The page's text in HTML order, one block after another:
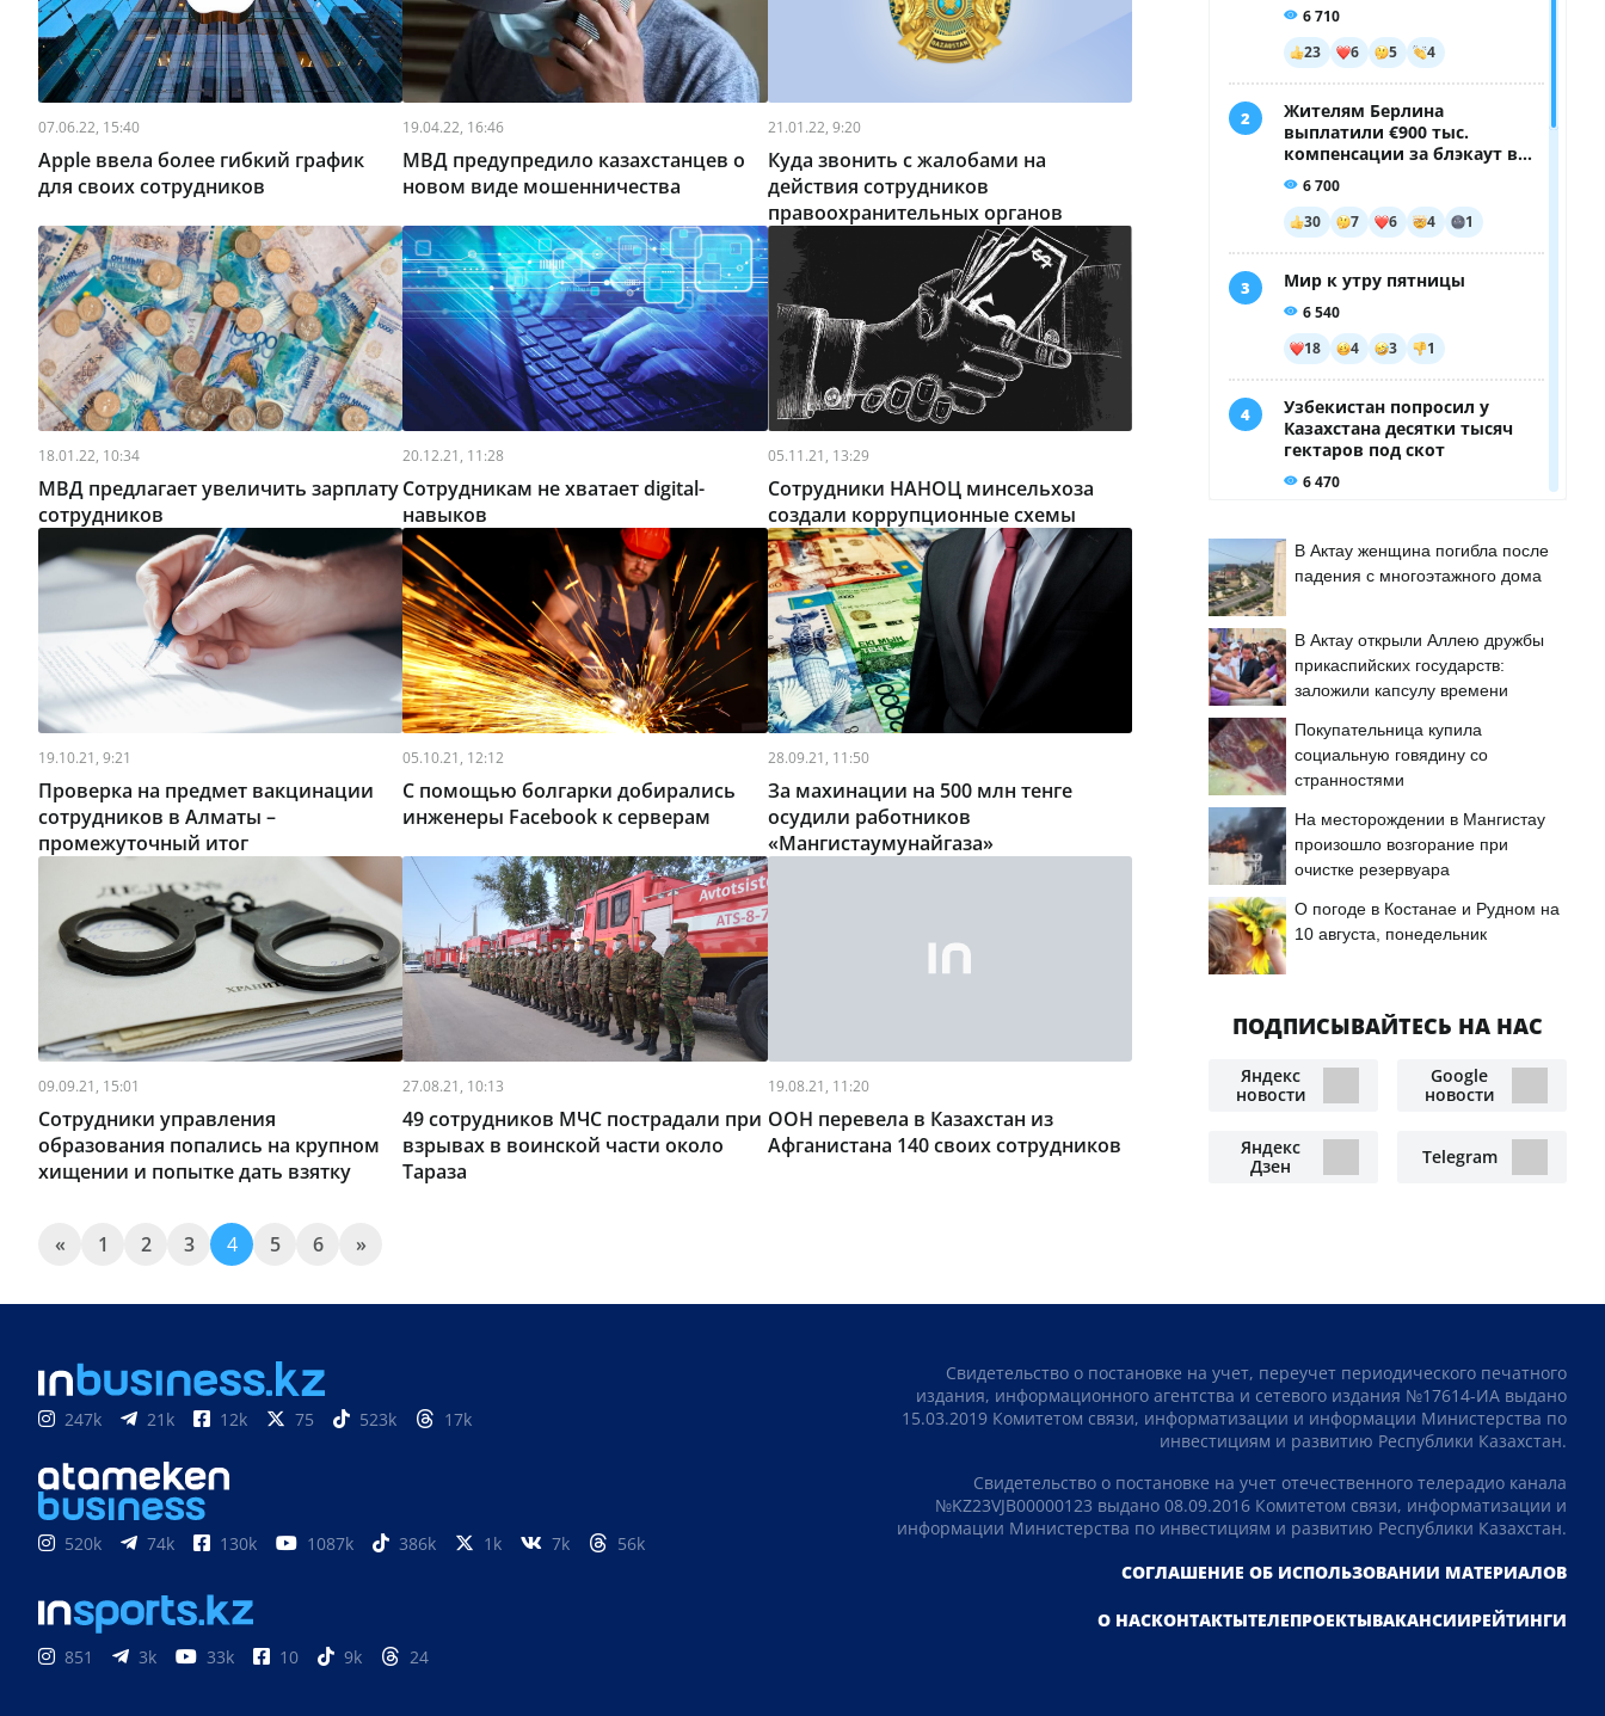
07.06.22, 15:40
Apple ввела более гибкий график
для своих сотрудников
19.04.22, 16:46
МВД предупредило казахстанцев о
новом виде мошенничества
21.01.22, 9:20
Куда звонить с жалобами на
действия сотрудников
правоохранительных органов
18.01.22, 10:34
МВД предлагает увеличить зарплату
сотрудников
20.12.21, 11:28
Сотрудникам не хватает digital-
навыков
05.11.21, 13:29
Сотрудники НАНОЦ минсельхоза
создали коррупционные схемы
19.10.21, 9:21
Проверка на предмет вакцинации
сотрудников в Алматы –
промежуточный итог
05.10.21, 12:12
С помощью болгарки добирались
инженеры Facebook к серверам
28.09.21, 11:50
За махинации на 500 млн тенге
осудили работников
«Мангистаумунайгаза»
09.09.21, 15:01
Сотрудники управления
образования попались на крупном
хищении и попытке дать взятку
27.08.21, 10:13
49 сотрудников МЧС пострадали при
взрывах в воинской части около
Тараза
19.08.21, 11:20
ООН перевела в Казахстан из
Афганистана 140 своих сотрудников
« 1 2 3 4 5 6 »
В Актау женщина погибла после
падения с многоэтажного дома
В Актау открыли Аллею дружбы
прикаспийских государств:
заложили капсулу времени
Покупательница купила
социальную говядину со
странностями
На месторождении в Мангистау
произошло возгорание при
очистке резервуара
О погоде в Костанае и Рудном на
10 августа, понедельник
ПОДПИСЫВАЙТЕСЬ НА НАС
Яндекс
новости
Google
новости
Яндекс
Дзен
Telegram
247k 21k 12k 75 523k 17k
520k 74k 130k 1087k 386k 1k 7k 56k
851 3k 33k 10 9k 24
Свидетельство о постановке на учет, переучет периодического печатного
издания, информационного агентства и сетевого издания №17614-ИА выдано
15.03.2019 Комитетом связи, информатизации и информации Министерства по
инвестициям и развитию Республики Казахстан.
Свидетельство о постановке на учет отечественного телерадио канала
№KZ23VJB00000123 выдано 08.09.2016 Комитетом связи, информатизации и
информации Министерства по инвестициям и развитию Республики Казахстан.
СОГЛАШЕНИЕ ОБ ИСПОЛЬЗОВАНИИ МАТЕРИАЛОВ
О НАСКОНТАКТЫТЕЛЕПРОЕКТЫВАКАНСИИРЕЙТИНГИ